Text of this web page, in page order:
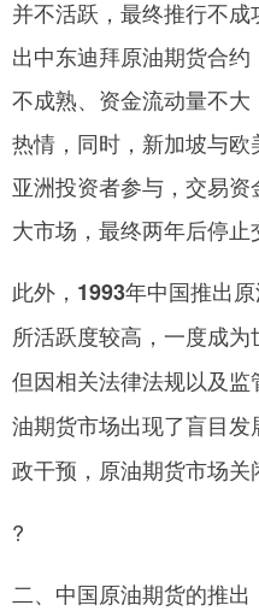
并不活跃，最终推行不
出中东迪拜原油期货合
不成熟、资金流动量不
热情，同时，新加坡与
亚洲投资者参与，交易
大市场，最终两年后停止
此外，1993年中国推出
所活跃度较高，一度成为
但因相关法律法规以及
油期货市场出现了盲目
政干预，原油期货市场关
?
二、中国原油期货的推